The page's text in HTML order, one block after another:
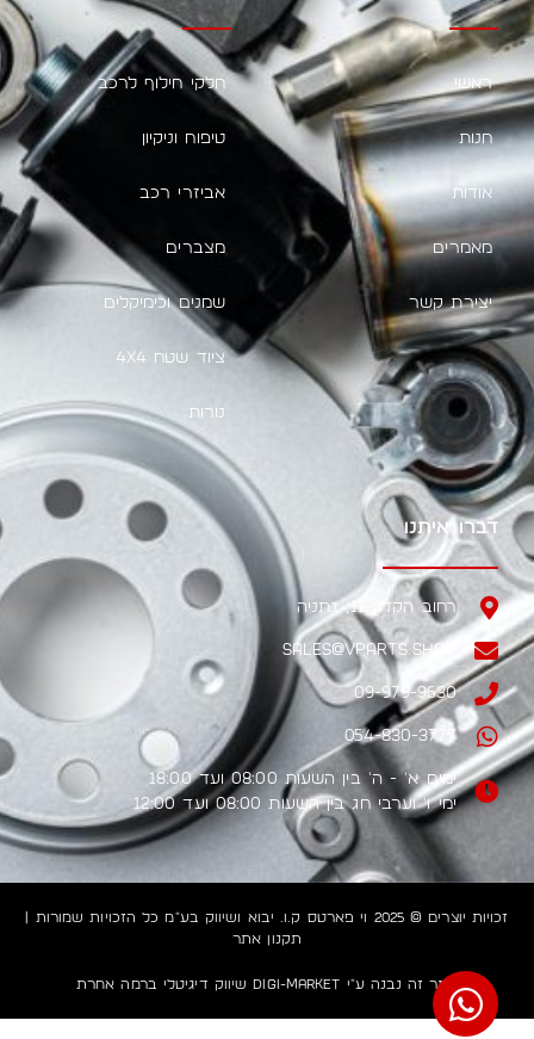
ראשי
חנות
אודות
מאמרים
יצירת קשר
חלקי חילוף לרכב
טיפוח וניקיון
אביזרי רכב
מצברים
שמנים וכימיקלים
ציוד שטח 4X4
נורות
דברו איתנו
רחוב הקדר 11, נתניה
sales@vparts.shop
09-979-9630
054-830-3777
ימים א' - ה' בין השעות 08:00 ועד 18:00
ימי ו' וערבי חג בין השעות 08:00 ועד 12:00
זכויות יוצרים © 2025 וי פארטס ק.ו. יבוא ושיווק בע"מ כל הזכויות שמורות |
תקנון אתר
אתר זה נבנה ע"י Digi-market שיווק דיגיטלי ברמה אחרת